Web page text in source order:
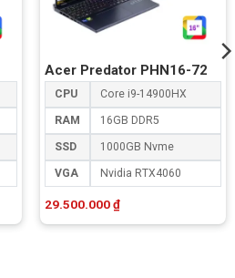
Acer Predator PHN16-72
CPU Core i9-14900HX
RAM 16GB DDR5
SSD 1000GB Nvme
VGA Nvidia RTX4060
29.500.000₫